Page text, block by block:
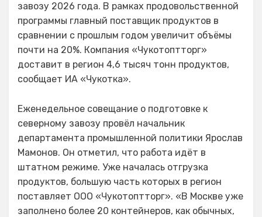
завозу 2026 года. В рамках продовольственной
программы главный поставщик продуктов в
сравнении с прошлым годом увеличит объёмы
почти на 20%. Компания «Чукотоптторг»
доставит в регион 4,6 тысяч тонн продуктов,
сообщает ИА «Чукотка».
Еженедельное совещание о подготовке к
северному завозу провёл начальник
департамента промышленной политики Ярослав
Мамонов. Он отметил, что работа идёт в
штатном режиме. Уже началась отгрузка
продуктов, большую часть которых в регион
поставляет ООО «Чукотоптторг». «В Москве уже
заполнено более 20 контейнеров, как обычных,